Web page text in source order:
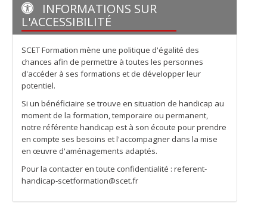
INFORMATIONS SUR
L'ACCESSIBILITÉ
SCET Formation mène une politique d'égalité des
chances afin de permettre à toutes les personnes
d'accéder à ses formations et de développer leur
potentiel.
Si un bénéficiaire se trouve en situation de handicap au
moment de la formation, temporaire ou permanent,
notre référente handicap est à son écoute pour prendre
en compte ses besoins et l'accompagner dans la mise
en œuvre d'aménagements adaptés.
Pour la contacter en toute confidentialité : referent-
handicap-scetformation@scet.fr